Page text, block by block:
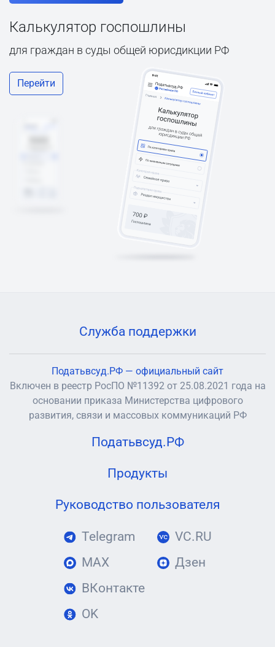
Калькулятор госпошлины
для граждан в суды общей юрисдикции РФ
Перейти
Служба поддержки
Податьвсуд.РФ — официальный сайт
Включен в реестр РосПО №11392 от 25.08.2021 года на
основании приказа Министерства цифрового
развития, связи и массовых коммуникаций РФ
Податьвсуд.РФ
Продукты
Руководство пользователя
Telegram
MAX
ВКонтакте
OK
VC.RU
Дзен